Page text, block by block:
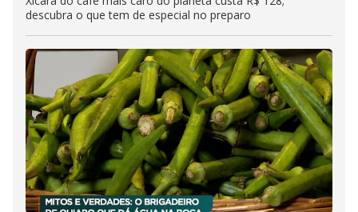
descubra o que tem de especial no preparo